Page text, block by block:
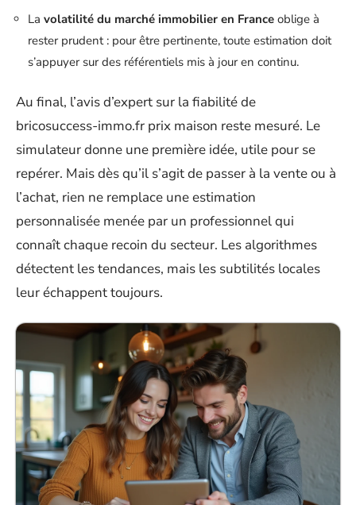
La volatilité du marché immobilier en France oblige à
rester prudent : pour être pertinente, toute estimation doit
s’appuyer sur des référentiels mis à jour en continu.
Au final, l’avis d’expert sur la fiabilité de
bricosuccess-immo.fr prix maison reste mesuré. Le
simulateur donne une première idée, utile pour se
repérer. Mais dès qu’il s’agit de passer à la vente ou à
l’achat, rien ne remplace une estimation
personnalisée menée par un professionnel qui
connaît chaque recoin du secteur. Les algorithmes
détectent les tendances, mais les subtilités locales
leur échappent toujours.